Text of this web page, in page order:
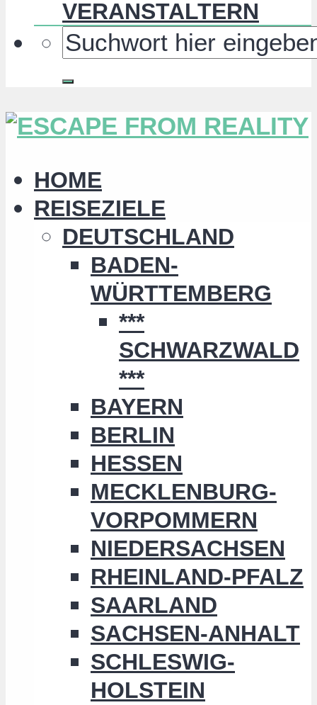
VERANSTALTERN
HOME
REISEZIELE
DEUTSCHLAND
BADEN-
WÜRTTEMBERG
***
SCHWARZWALD
***
BAYERN
BERLIN
HESSEN
MECKLENBURG-
VORPOMMERN
NIEDERSACHSEN
RHEINLAND-PFALZ
SAARLAND
SACHSEN-ANHALT
SCHLESWIG-
HOLSTEIN